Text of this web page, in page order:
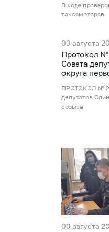
В ходе
таксомоторов
03 августа
Протокол №
Совета
округа
ПРОТОКОЛ № 26
депутатов
созыва
03 августа